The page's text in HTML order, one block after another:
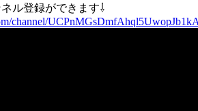
ル登録ができます⇩
channel/